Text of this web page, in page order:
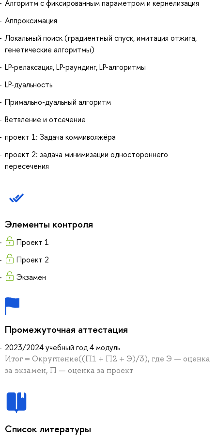
Алгоритм с фиксированным параметром и кернелизация
Аппроксимация
Локальный поиск (градиентный спуск, имитация отжига,
генетические алгоритмы)
LP-релаксация, LP-раундинг, LP-алгоритмы
LP-дуальность
Примально-дуальный алгоритм
Ветвление и отсечение
проект 1: Задача коммивояжёра
проект 2: задача минимизации одностороннего
пересечения
Элементы контроля
Проект 1
Проект 2
Экзамен
Промежуточная аттестация
2023/2024 учебный год 4 модуль
Итог = Округление((П1 + П2 + Э)/3), где Э — оценка
за экзамен, П — оценка за проект
Список литературы